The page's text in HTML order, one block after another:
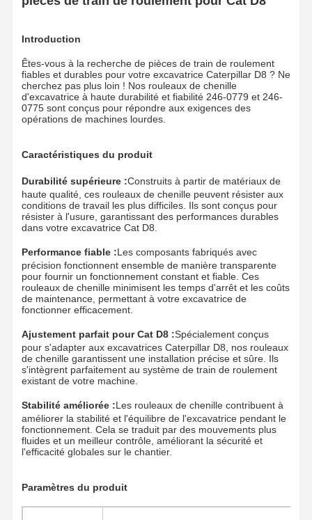
Introduction
Êtes-vous à la recherche de pièces de train de roulement
fiables et durables pour votre excavatrice Caterpillar D8 ? Ne
cherchez pas plus loin ! Nos rouleaux de chenille
d'excavatrice à haute durabilité et fiabilité 246-0779 et 246-
0775 sont conçus pour répondre aux exigences des
opérations de machines lourdes.
Caractéristiques du produit
Durabilité supérieure :Construits à partir de matériaux de
haute qualité, ces rouleaux de chenille peuvent résister aux
conditions de travail les plus difficiles. Ils sont conçus pour
résister à l'usure, garantissant des performances durables
dans votre excavatrice Cat D8.
Performance fiable :Les composants fabriqués avec
précision fonctionnent ensemble de manière transparente
pour fournir un fonctionnement constant et fiable. Ces
rouleaux de chenille minimisent les temps d'arrêt et les coûts
de maintenance, permettant à votre excavatrice de
fonctionner efficacement.
Ajustement parfait pour Cat D8 :Spécialement conçus
pour s'adapter aux excavatrices Caterpillar D8, nos rouleaux
de chenille garantissent une installation précise et sûre. Ils
s'intègrent parfaitement au système de train de roulement
existant de votre machine.
Stabilité améliorée :Les rouleaux de chenille contribuent à
améliorer la stabilité et l'équilibre de l'excavatrice pendant le
fonctionnement. Cela se traduit par des mouvements plus
fluides et un meilleur contrôle, améliorant la sécurité et
l'efficacité globales sur le chantier.
Paramètres du produit